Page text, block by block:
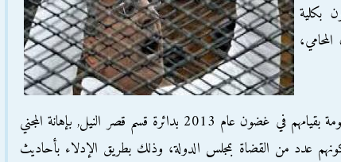
بكلية
وجه أمر الإحالة إلى الثلاثة، تهم مزعومة بقيامهم في غضون عام 2013 بدائرة قسم قصر النيل, بإهانة المجني
عدد من القضاة بمجلس الدولة، وذلك بطريق الإدلاء بأحاديث